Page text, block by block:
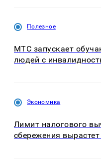
Полезное
МТС запускает
людей с
Экономика
Лимит налогового
сбережения